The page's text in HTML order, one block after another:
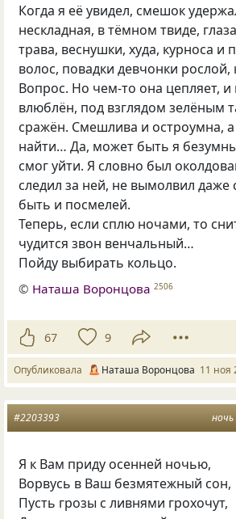
Когда я её увидел, смешок
нескладная, в тёмном твиде,
трава, веснушки, худа, курноса и
волос, повадки девчонки рослой,
Вопрос. Но чем-то она цепляет,
влюблён, под взглядом зелёным
сражён. Смешлива и остроумна,
найти… Да, может быть я
смог уйти. Я словно был
следил за ней, не вымолвил даже
быть и посмелей.
Теперь, если сплю ночами, то
чудится звон венчальный…
Пойду выбирать кольцо.
© Наташа Воронцова 2506
67 9
Опубликовала Наташа Воронцова 11 ноя
ночь
#2203393
Я к Вам приду осенней ночью,
Ворвусь в Ваш безмятежный сон,
Пусть грозы с ливнями грохочут,